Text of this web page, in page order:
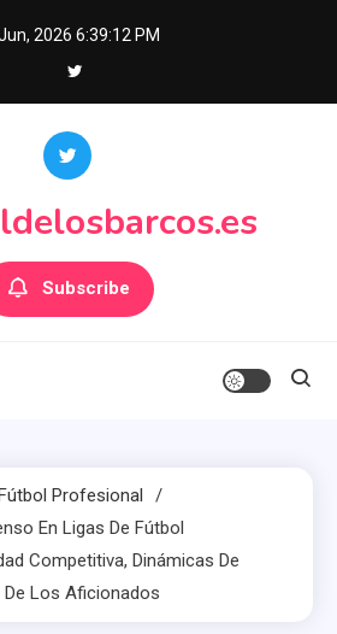
2026 6:39:13 PM
Subscribe
Profesional
En Ligas De Fútbol
Competitiva, Dinámicas De
De Los Aficionados